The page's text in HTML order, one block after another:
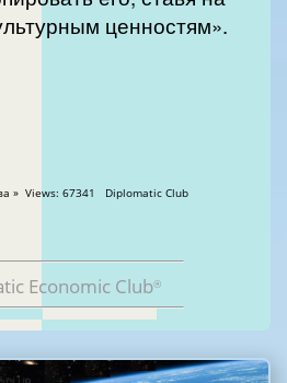
ценностям».
Дайджест » История Рождества » Views: 67341 Diplomatic Club
Economic Club®